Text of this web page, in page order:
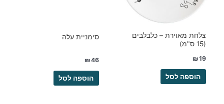
צלחת מאוירת – כלבלבים
(15 ס"מ)
₪19
הוספה לסל
סימניית עלה
₪46
הוספה לסל